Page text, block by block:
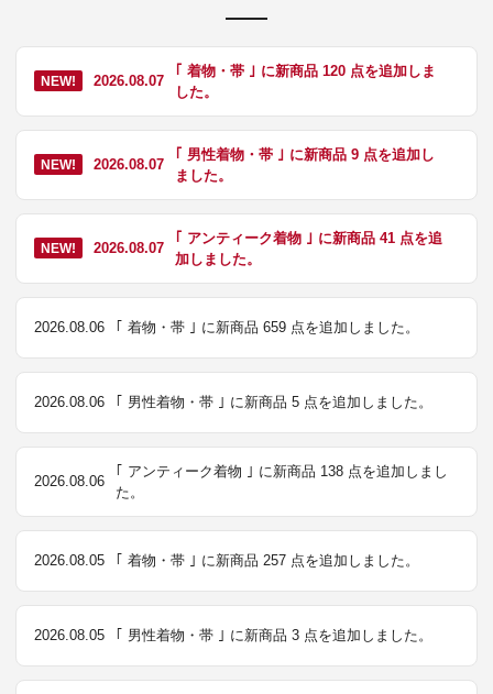
NEW! 2026.08.07
｢ 着物・帯 ｣ に新商品 120 点を追加しま
した。
NEW! 2026.08.07
｢ 男性着物・帯 ｣ に新商品 9 点を追加し
ました。
NEW! 2026.08.07
｢ アンティーク着物 ｣ に新商品 41 点を追
加しました。
2026.08.06 ｢ 着物・帯 ｣ に新商品 659 点を追加しました。
2026.08.06 ｢ 男性着物・帯 ｣ に新商品 5 点を追加しました。
2026.08.06
｢ アンティーク着物 ｣ に新商品 138 点を追加しまし
た。
2026.08.05 ｢ 着物・帯 ｣ に新商品 257 点を追加しました。
2026.08.05 ｢ 男性着物・帯 ｣ に新商品 3 点を追加しました。